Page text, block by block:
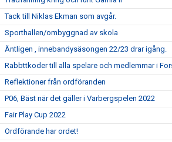
Tack till Niklas Ekman som avgår.
Sporthallen/ombyggnad av skola
Äntligen , innebandysäsongen 22/23 drar igång.
Rabbttkoder till alla spelare och medlemmar i
Reflektioner från ordföranden
P06, Bäst när det gäller i Varbergspelen 2022
Fair Play Cup 2022
Ordförande har ordet!